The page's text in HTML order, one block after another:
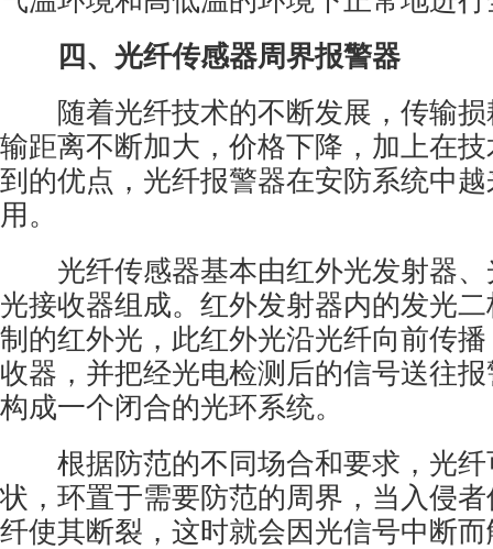
四、光纤传感器周界报警器
随着光纤技术的不断发展，传输损
输距离不断加大，价格下降，加上在
到的优点，光纤报警器在安防系统中
用。
光纤传感器基本由红外光发射器、
光接收器组成。红外发射器内的发光
制的红外光，此红外光沿光纤向前传
收器，并把经光电检测后的信号送往
构成一个闭合的光环系统。
根据防范的不同场合和要求，光纤
状，环置于需要防范的周界，当入侵
纤使其断裂，这时就会因光信号中断